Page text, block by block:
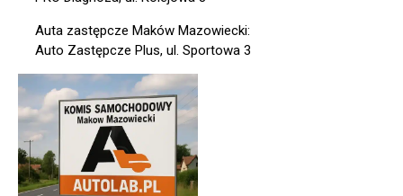
Auta zastępcze Maków Mazowiecki:
Auto Zastępcze Plus, ul. Sportowa 3